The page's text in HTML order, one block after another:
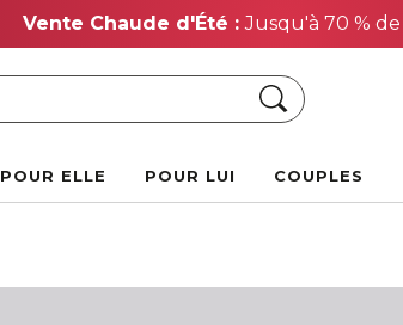
Vente Chaude d'Été :Jusqu'à 70
Chercher
POUR ELLE POUR LUI COUPLES